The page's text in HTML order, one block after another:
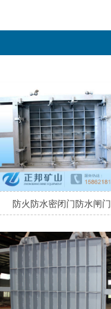
防火防水密闭门防水闸门